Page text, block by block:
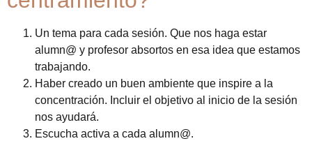
Un tema para cada sesión. Que nos haga estar
alumn@ y profesor absortos en esa idea que estamos
trabajando.
Haber creado un buen ambiente que inspire a la
concentración. Incluir el objetivo al inicio de la sesión
nos ayudará.
Escucha activa a cada alumn@.